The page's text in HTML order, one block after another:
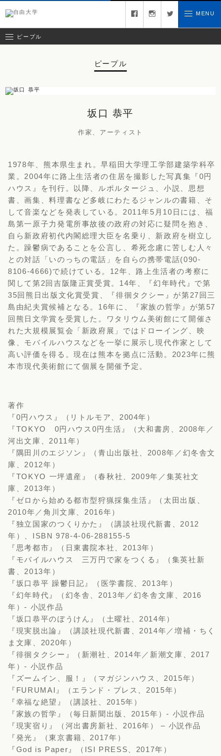
お問い合わせfacebook instagram twitter MENU
ピープル
ピープル
坂口 恭平
作家、アーティスト
1978年、熊本県生まれ。早稲田大学理工学部建築学科卒
業。2004年に路上生活者の住居を撮影した写真集『0円
ハウス』を刊行。以降、ルポルタージュ、小説、思想
書、画集、料理書など多岐にわたるジャンルの書籍、そ
して音楽などを発表している。2011年5月10日には、福
島第一原子力発電所事故後の政府の対応に疑問を抱き、
自ら新政府初代内閣総理大臣を名乗り、新政府を樹立し
た。躁鬱病であることを公言し、希死念慮に苦しむ人々
との対話「いのっちの電話」を自らの携帯電話(090-
8106-4666)で続けている。12年、路上生活者の考察に
関して第2回吉阪隆正賞受賞。14年、『幻年時代』で第
35回熊日出版文化賞受賞、『徘徊タクシー』が第27回三
島由紀夫賞候補となる。16年に、『家族の哲学』が第57
回熊日文学賞を受賞した。ワタリウム美術館にて開催さ
れた大規模展覧会「新政府展」ではドローイング、映
像、モバイルハウスなどを一挙に展示し現代作家として
高い評価を得る。現在は熊本を拠点に活動。2023年に熊
本市現代美術館にて個展を開催予定。
著作
『0円ハウス』（リトルモア、2004年）
『TOKYO 0円ハウス0円生活』（大和書房、2008年／
河出文庫、2011年）
『隅田川のエジソン』（青山出版社、2008年／幻冬舎文
庫、2012年）
『TOKYO 一坪遺産』（春秋社、2009年／集英社文
庫、2013年）
『ゼロから始める都市型狩猟採集生活』（太田出版、
2010年／角川文庫、2016年）
『独立国家のつくりかた』（講談社現代新書、2012
年）、ISBN 978-4-06-288155-5
『思考都市』（日東書院本社、2013年）
『モバイルハウス 三万円で家をつくる』（集英社新
書、2013年）
『坂口恭平 躁鬱日記』（医学書院、2013年）
『幻年時代』（幻冬舎、2013年／幻冬舎文庫、2016
年）- 小説作品
『坂口恭平のぼうけん』（土曜社、2014年）
『現実脱出論』（講談社現代新書、2014年／増補・ちく
ま文庫、2020年）
『徘徊タクシー』（新潮社、2014年／新潮文庫、2017
年）- 小説作品
『ズームイン、服！』（マガジンハウス、2015年）
『FURUMAI』（エランド・プレス、2015年）
『幸福な絶望』（講談社、2015年）
『家族の哲学』（毎日新聞出版、2015年）- 小説作品
『現実宿り』（河出書房新社、2016年） – 小説作品
『発光』（東京書籍、2017年）
『God is Paper』（ISI PRESS、2017年）